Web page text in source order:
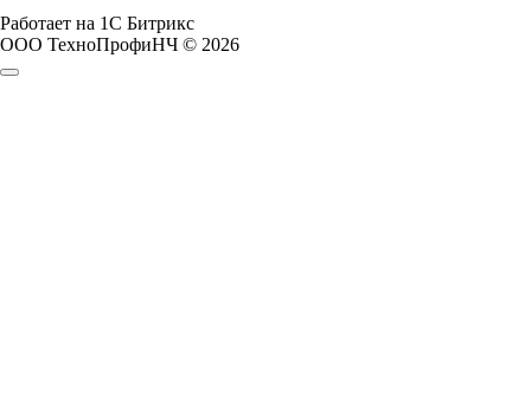
Работает на 1С Битрикс
ООО ТехноПрофиНЧ © 2026